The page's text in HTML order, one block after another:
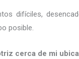
difíciles,
posible.
cerca de mi